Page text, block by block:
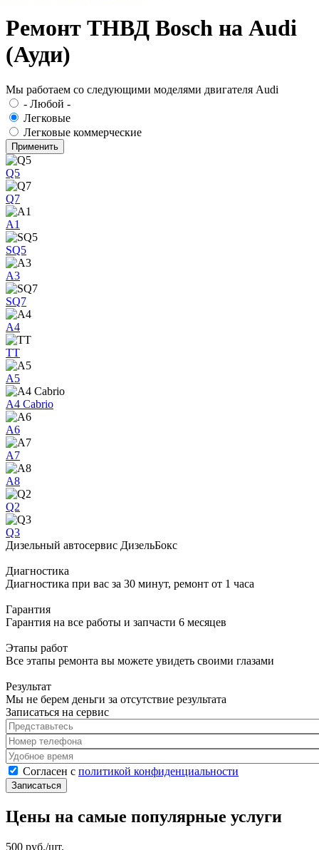
Ремонт ТНВД Bosch на Audi
(Ауди)
Мы работаем со следующими моделями двигателя Audi
- Любой -
Легковые
Легковые коммерческие
Q5
Q7
A1
SQ5
A3
SQ7
A4
TT
A5
A4 Cabrio
A6
A7
A8
Q2
Q3
Дизельный автосервис ДизельБокс
Диагностика
Диагностика при вас за 30 минут, ремонт от 1 часа
Гарантия
Гарантия на все работы и запчасти 6 месяцев
Этапы работ
Все этапы ремонта вы можете увидеть своими глазами
Результат
Мы не берем деньги за отсутствие результата
Записаться на сервис
Представьтесь
Номер телефона
Удобное время
Согласен с политикой конфиденциальности*
Согласен с политикой конфиденциальности
Цены на самые популярные услуги
500 руб./шт.